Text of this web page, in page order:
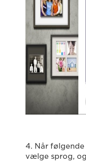
4. Når
vælge sprog,